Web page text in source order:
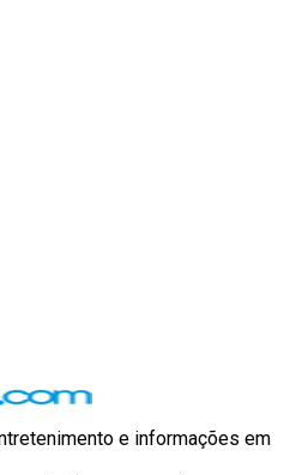
e informações em